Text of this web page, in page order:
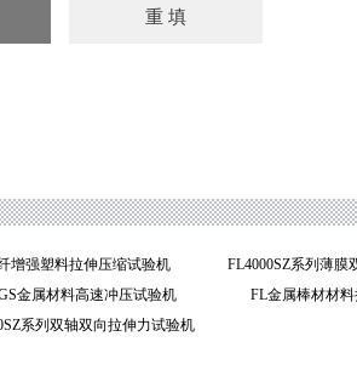
增强塑料拉伸压缩试验机 FL4000SZ系列薄
金属材料高速冲压试验机 FL金属棒材材
系列双轴双向拉伸力试验机